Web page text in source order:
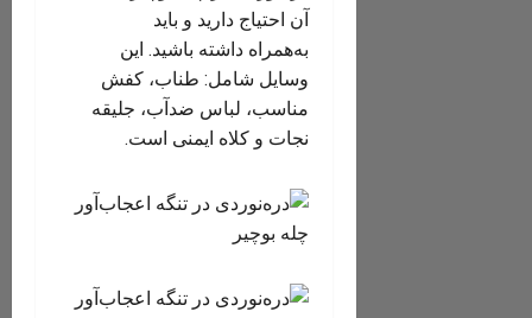
آن احتیاج دارید و باید
به‌همراه داشته باشید. این
وسایل شامل: طناب، کفش
مناسب، لباس ضدآب، جلیقه
نجات و کلاه ایمنی است.